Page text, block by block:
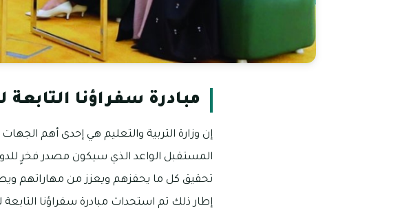
مبادرة سفراؤنا التابعة
إن وزارة التربية والتعليم هي إحدى أهم
المستقبل الواعد الذي سيكون مصدر فخرٍ
تحقيق كل ما يحفزهم ويعزز من مهاراتهم
إطار ذلك تم استحداث مبادرة سفراؤنا التابعة